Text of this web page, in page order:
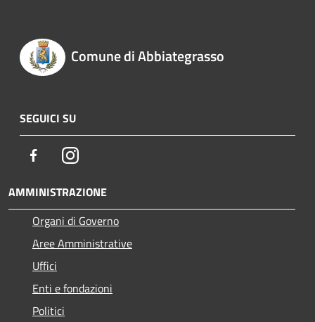
Comune di Abbiategrasso
SEGUICI SU
FacebookInstagram
AMMINISTRAZIONE
Organi di Governo
Aree Amministrative
Uffici
Enti e fondazioni
Politici